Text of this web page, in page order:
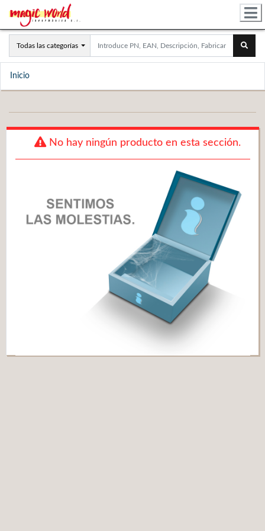
Todas las categorías
Inicio
No hay ningún producto en esta sección.